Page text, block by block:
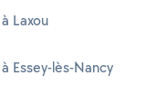
Laxou
Essey-lès-Nancy